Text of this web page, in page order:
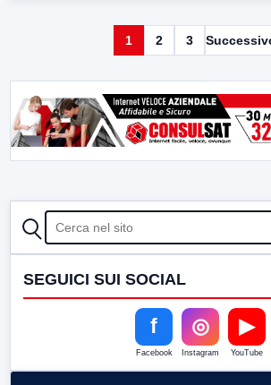
1 2 3
CERCA
SEGUICI SUI SOCIAL
f
Facebook
◎
Instagram
▶
YouTube